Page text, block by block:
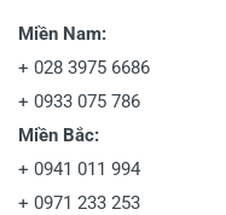
Miền Nam:
+ 028 3975 6686
+ 0933 075 786
Miền Bắc:
+ 0941 011 994
+ 0971 233 253